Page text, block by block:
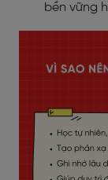
bền vững